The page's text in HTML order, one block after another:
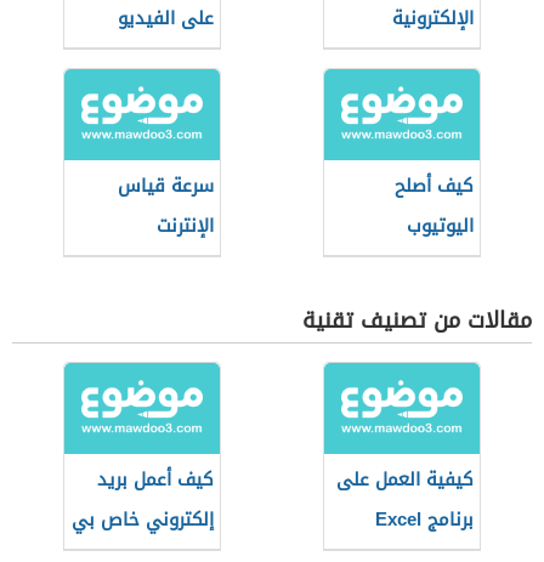
الإلكترونية
على الفيديو
كيف أصلح
اليوتيوب
سرعة قياس
الإنترنت
مقالات من تصنيف تقنية
كيفية العمل على
برنامج Excel
كيف أعمل بريد
إلكتروني خاص بي